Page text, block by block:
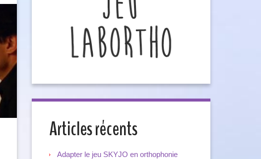
Articles récents
Adapter le jeu SKYJO en orthophonie